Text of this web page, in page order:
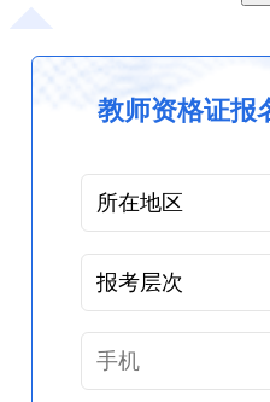
教师资格证报